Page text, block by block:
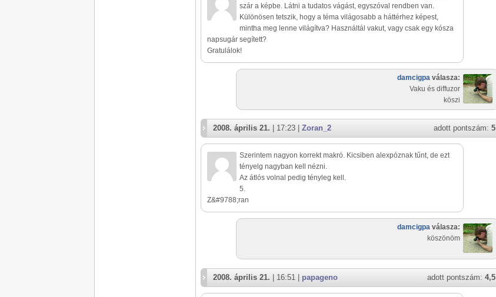
szár a képbe. Látni a tudatos vágást, egyszóval rendben van.
Különösen tetszik, hogy a téma világosabb a háttérhez képest,
mintha meg lenne világítva? Használtál vakut, vagy csak egy kósza
napsugár segített?
Gratulálok!
damcigpa válasza:
Vaku és diffuzor
köszi
adott pontszám: 5
2008. április 21. | 17:23 | Zoran_2
Szerintem nagyon korrekt makró. Kicsiben alexpóznak tűnt, de ezt
tényelg nagyban kell nézni.
Az átlós volnal pedig tényleg kell.
5.
Z&#9788;ran
damcigpa válasza:
köszönöm
adott pontszám: 4,5
2008. április 21. | 16:51 | papageno